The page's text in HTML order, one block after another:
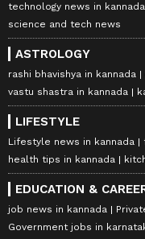
technology news in kannada
science and tech news
ASTROLOGY
rashi bhavishya in kannada
vastu shastra in kannada
LIFESTYLE
Lifestyle news in kannada
health tips in kannada
EDUCATION &
job news in kannada
Government jobs in